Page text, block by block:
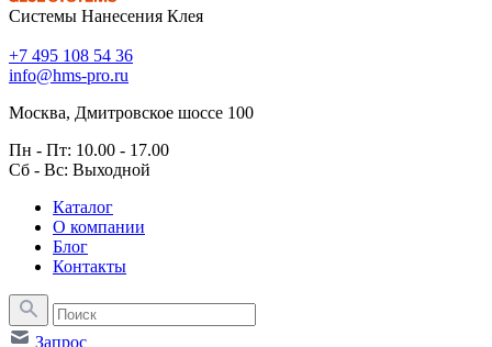
Системы Нанесения Клея
+7 495 108 54 36
info@hms-pro.ru
Москва, Дмитровское шоссе 100
Пн - Пт: 10.00 - 17.00
Сб - Вс: Выходной
Каталог
О компании
Блог
Контакты
Запрос